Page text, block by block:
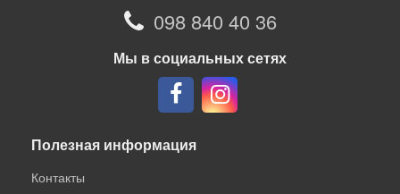
098 840 40 36
Мы в социальных сетях
Полезная информация
Контакты